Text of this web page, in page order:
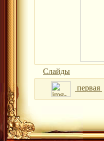
Слайды
первая